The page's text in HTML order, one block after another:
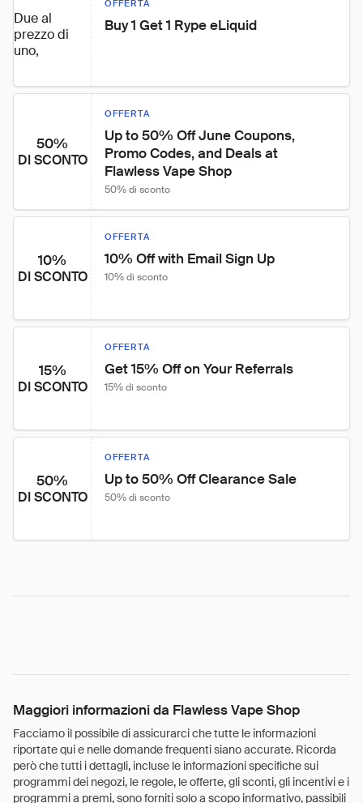
Due al
prezzo di
uno,
OFFERTA
Buy 1 Get 1 Rype eLiquid
50%
DI SCONTO
OFFERTA
Up to 50% Off June Coupons,
Promo Codes, and Deals at
Flawless Vape Shop
50% di sconto
10%
DI SCONTO
OFFERTA
10% Off with Email Sign Up
10% di sconto
15%
DI SCONTO
OFFERTA
Get 15% Off on Your Referrals
15% di sconto
50%
DI SCONTO
OFFERTA
Up to 50% Off Clearance Sale
50% di sconto
Maggiori informazioni da Flawless Vape Shop
Facciamo il possibile di assicurarci che tutte le informazioni
riportate qui e nelle domande frequenti siano accurate. Ricorda
però che tutti i dettagli, incluse le informazioni specifiche sui
programmi dei negozi, le regole, le offerte, gli sconti, gli incentivi e i
programmi a premi, sono forniti solo a scopo informativo, passibili